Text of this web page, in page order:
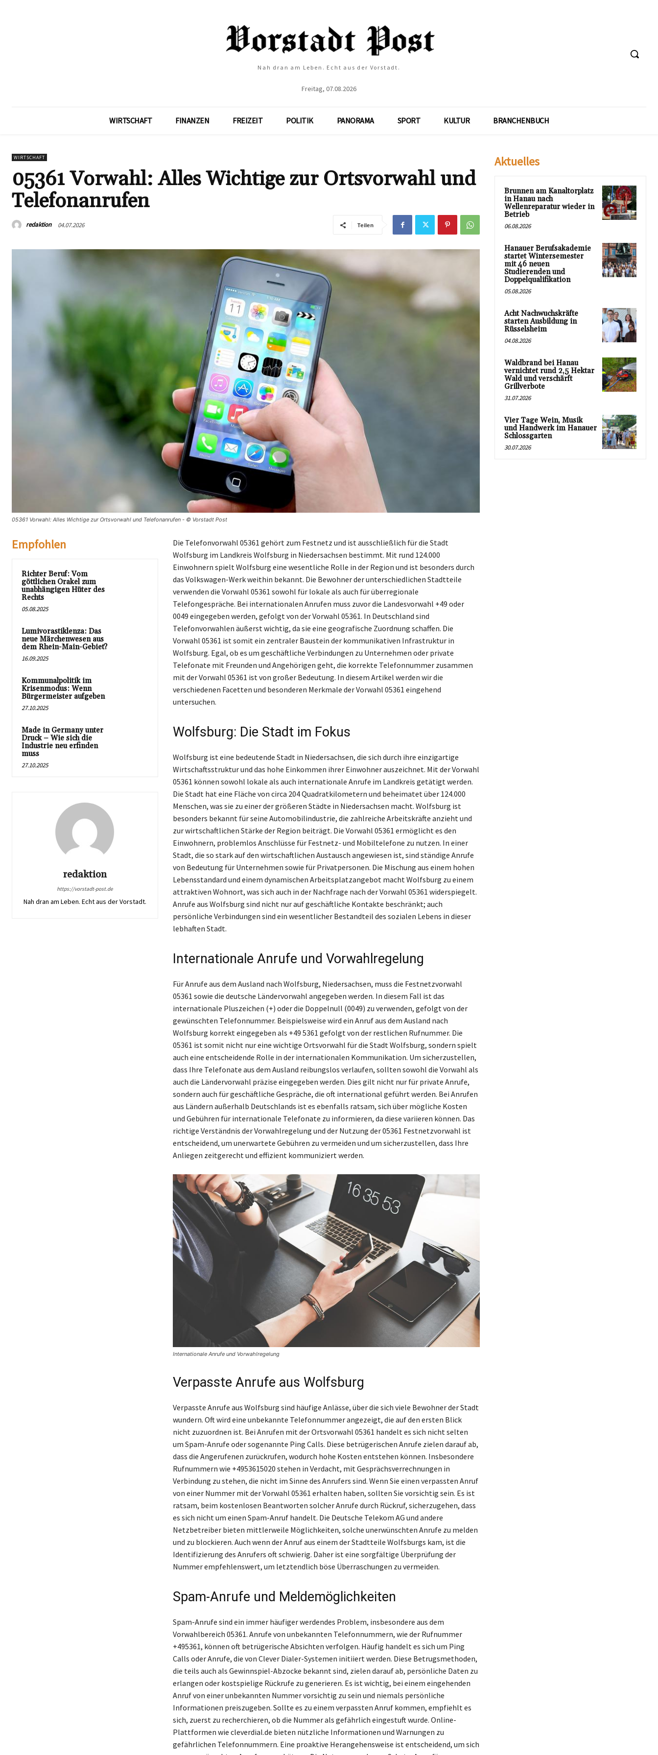
Nah dran am Leben. Echt aus der Vorstadt.
Freitag, 07.08.2026
WIRTSCHAFT FINANZEN FREIZEIT POLITIK PANORAMA SPORT KULTUR BRANCHENBUCH
WIRTSCHAFT
05361 Vorwahl: Alles Wichtige zur Ortsvorwahl und
Telefonanrufen
redaktion 04.07.2026 Teilen
05361 Vorwahl: Alles Wichtige zur Ortsvorwahl und Telefonanrufen - © Vorstadt Post
Empfohlen
Richter Beruf: Vom
göttlichen Orakel zum
unabhängigen Hüter des
Rechts
05.08.2025
Lumivorastiklenza: Das
neue Märchenwesen aus
dem Rhein-Main-Gebiet?
16.09.2025
Kommunalpolitik im
Krisenmodus: Wenn
Bürgermeister aufgeben
27.10.2025
Made in Germany unter
Druck – Wie sich die
Industrie neu erfinden
muss
27.10.2025
redaktion
https://vorstadt-post.de
Nah dran am Leben. Echt aus der Vorstadt.
Die Telefonvorwahl 05361 gehört zum Festnetz und ist ausschließlich für die Stadt
Wolfsburg im Landkreis Wolfsburg in Niedersachsen bestimmt. Mit rund 124.000
Einwohnern spielt Wolfsburg eine wesentliche Rolle in der Region und ist besonders durch
das Volkswagen-Werk weithin bekannt. Die Bewohner der unterschiedlichen Stadtteile
verwenden die Vorwahl 05361 sowohl für lokale als auch für überregionale
Telefongespräche. Bei internationalen Anrufen muss zuvor die Landesvorwahl +49 oder
0049 eingegeben werden, gefolgt von der Vorwahl 05361. In Deutschland sind
Telefonvorwahlen äußerst wichtig, da sie eine geografische Zuordnung schaffen. Die
Vorwahl 05361 ist somit ein zentraler Baustein der kommunikativen Infrastruktur in
Wolfsburg. Egal, ob es um geschäftliche Verbindungen zu Unternehmen oder private
Telefonate mit Freunden und Angehörigen geht, die korrekte Telefonnummer zusammen
mit der Vorwahl 05361 ist von großer Bedeutung. In diesem Artikel werden wir die
verschiedenen Facetten und besonderen Merkmale der Vorwahl 05361 eingehend
untersuchen.
Wolfsburg: Die Stadt im Fokus
Wolfsburg ist eine bedeutende Stadt in Niedersachsen, die sich durch ihre einzigartige
Wirtschaftsstruktur und das hohe Einkommen ihrer Einwohner auszeichnet. Mit der Vorwahl
05361 können sowohl lokale als auch internationale Anrufe im Landkreis getätigt werden.
Die Stadt hat eine Fläche von circa 204 Quadratkilometern und beheimatet über 124.000
Menschen, was sie zu einer der größeren Städte in Niedersachsen macht. Wolfsburg ist
besonders bekannt für seine Automobilindustrie, die zahlreiche Arbeitskräfte anzieht und
zur wirtschaftlichen Stärke der Region beiträgt. Die Vorwahl 05361 ermöglicht es den
Einwohnern, problemlos Anschlüsse für Festnetz- und Mobiltelefone zu nutzen. In einer
Stadt, die so stark auf den wirtschaftlichen Austausch angewiesen ist, sind ständige Anrufe
von Bedeutung für Unternehmen sowie für Privatpersonen. Die Mischung aus einem hohen
Lebensstandard und einem dynamischen Arbeitsplatzangebot macht Wolfsburg zu einem
attraktiven Wohnort, was sich auch in der Nachfrage nach der Vorwahl 05361 widerspiegelt.
Anrufe aus Wolfsburg sind nicht nur auf geschäftliche Kontakte beschränkt; auch
persönliche Verbindungen sind ein wesentlicher Bestandteil des sozialen Lebens in dieser
lebhaften Stadt.
Internationale Anrufe und Vorwahlregelung
Für Anrufe aus dem Ausland nach Wolfsburg, Niedersachsen, muss die Festnetzvorwahl
05361 sowie die deutsche Ländervorwahl angegeben werden. In diesem Fall ist das
internationale Pluszeichen (+) oder die Doppelnull (0049) zu verwenden, gefolgt von der
gewünschten Telefonnummer. Beispielsweise wird ein Anruf aus dem Ausland nach
Wolfsburg korrekt eingegeben als +49 5361 gefolgt von der restlichen Rufnummer. Die
05361 ist somit nicht nur eine wichtige Ortsvorwahl für die Stadt Wolfsburg, sondern spielt
auch eine entscheidende Rolle in der internationalen Kommunikation. Um sicherzustellen,
dass Ihre Telefonate aus dem Ausland reibungslos verlaufen, sollten sowohl die Vorwahl als
auch die Ländervorwahl präzise eingegeben werden. Dies gilt nicht nur für private Anrufe,
sondern auch für geschäftliche Gespräche, die oft international geführt werden. Bei Anrufen
aus Ländern außerhalb Deutschlands ist es ebenfalls ratsam, sich über mögliche Kosten
und Gebühren für internationale Telefonate zu informieren, da diese variieren können. Das
richtige Verständnis der Vorwahlregelung und der Nutzung der 05361 Festnetzvorwahl ist
entscheidend, um unerwartete Gebühren zu vermeiden und um sicherzustellen, dass Ihre
Anliegen zeitgerecht und effizient kommuniziert werden.
Internationale Anrufe und Vorwahlregelung
Verpasste Anrufe aus Wolfsburg
Verpasste Anrufe aus Wolfsburg sind häufige Anlässe, über die sich viele Bewohner der Stadt
wundern. Oft wird eine unbekannte Telefonnummer angezeigt, die auf den ersten Blick
nicht zuzuordnen ist. Bei Anrufen mit der Ortsvorwahl 05361 handelt es sich nicht selten
um Spam-Anrufe oder sogenannte Ping Calls. Diese betrügerischen Anrufe zielen darauf ab,
dass die Angerufenen zurückrufen, wodurch hohe Kosten entstehen können. Insbesondere
Rufnummern wie +4953615020 stehen in Verdacht, mit Gesprächsverrechnungen in
Verbindung zu stehen, die nicht im Sinne des Anrufers sind. Wenn Sie einen verpassten Anruf
von einer Nummer mit der Vorwahl 05361 erhalten haben, sollten Sie vorsichtig sein. Es ist
ratsam, beim kostenlosen Beantworten solcher Anrufe durch Rückruf, sicherzugehen, dass
es sich nicht um einen Spam-Anruf handelt. Die Deutsche Telekom AG und andere
Netzbetreiber bieten mittlerweile Möglichkeiten, solche unerwünschten Anrufe zu melden
und zu blockieren. Auch wenn der Anruf aus einem der Stadtteile Wolfsburgs kam, ist die
Identifizierung des Anrufers oft schwierig. Daher ist eine sorgfältige Überprüfung der
Nummer empfehlenswert, um letztendlich böse Überraschungen zu vermeiden.
Spam-Anrufe und Meldemöglichkeiten
Spam-Anrufe sind ein immer häufiger werdendes Problem, insbesondere aus dem
Vorwahlbereich 05361. Anrufe von unbekannten Telefonnummern, wie der Rufnummer
+495361, können oft betrügerische Absichten verfolgen. Häufig handelt es sich um Ping
Calls oder Anrufe, die von Clever Dialer-Systemen initiiert werden. Diese Betrugsmethoden,
die teils auch als Gewinnspiel-Abzocke bekannt sind, zielen darauf ab, persönliche Daten zu
erlangen oder kostspielige Rückrufe zu generieren. Es ist wichtig, bei einem eingehenden
Anruf von einer unbekannten Nummer vorsichtig zu sein und niemals persönliche
Informationen preiszugeben. Sollte es zu einem verpassten Anruf kommen, empfiehlt es
sich, zuerst zu recherchieren, ob die Nummer als gefährlich eingestuft wurde. Online-
Plattformen wie cleverdial.de bieten nützliche Informationen und Warnungen zu
gefährlichen Telefonnummern. Eine proaktive Herangehensweise ist entscheidend, um sich
Aktuelles
Brunnen am Kanaltorplatz
in Hanau nach
Wellenreparatur wieder in
Betrieb
06.08.2026
Hanauer Berufsakademie
startet Wintersemester
mit 46 neuen
Studierenden und
Doppelqualifikation
05.08.2026
Acht Nachwuchskräfte
starten Ausbildung in
Rüsselsheim
04.08.2026
Waldbrand bei Hanau
vernichtet rund 2,5 Hektar
Wald und verschärft
Grillverbote
31.07.2026
Vier Tage Wein, Musik
und Handwerk im Hanauer
Schlossgarten
30.07.2026